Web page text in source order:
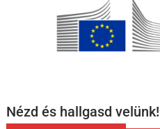
Nézd és hallgasd velünk!